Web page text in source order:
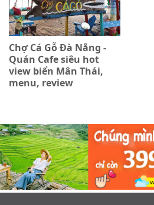
Chợ Cá Gỗ Đà Nẵng -
Quán Cafe siêu hot
view biển Mân Thái,
menu, review